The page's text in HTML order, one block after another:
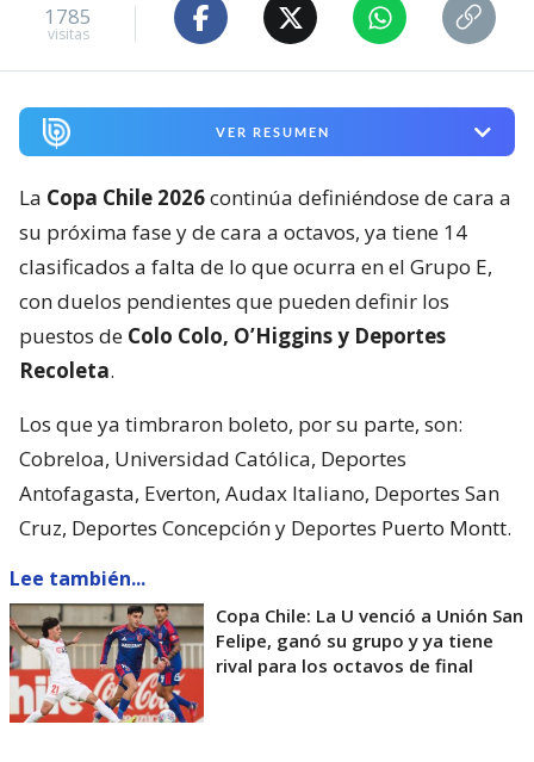
1785
visitas
VER RESUMEN
La Copa Chile 2026continúa definiéndose de cara a
su próxima fase y de cara a octavos, ya tiene 14
clasificados a falta de lo que ocurra en el Grupo E,
con duelos pendientes que pueden definir los
puestos de Colo Colo, O’Higgins y Deportes
Recoleta.
Los que ya timbraron boleto, por su parte, son:
Cobreloa, Universidad Católica, Deportes
Antofagasta, Everton, Audax Italiano, Deportes San
Cruz, Deportes Concepción y Deportes Puerto Montt.
Lee también...
Copa Chile: La U venció a Unión San
Felipe, ganó su grupo y ya tiene
rival para los octavos de final